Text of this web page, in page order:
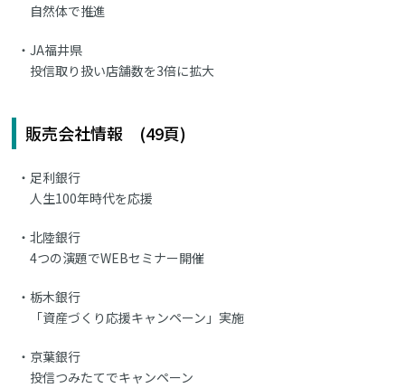
自然体で推進
JA福井県
投信取り扱い店舗数を3倍に拡大
販売会社情報 (49頁)
足利銀行
人生100年時代を応援
北陸銀行
4つの演題でWEBセミナー開催
栃木銀行
「資産づくり応援キャンペーン」実施
京葉銀行
投信つみたてでキャンペーン